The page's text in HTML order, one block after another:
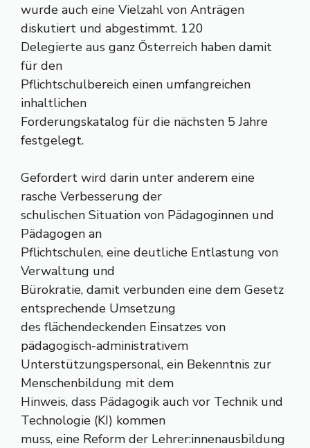
wurde auch eine Vielzahl von Anträgen
diskutiert und abgestimmt. 120
Delegierte aus ganz Österreich haben damit
für den
Pflichtschulbereich einen umfangreichen
inhaltlichen
Forderungskatalog für die nächsten 5 Jahre
festgelegt.
Gefordert wird darin unter anderem eine
rasche Verbesserung der
schulischen Situation von Pädagoginnen und
Pädagogen an
Pflichtschulen, eine deutliche Entlastung von
Verwaltung und
Bürokratie, damit verbunden eine dem Gesetz
entsprechende Umsetzung
des flächendeckenden Einsatzes von
pädagogisch-administrativem
Unterstützungspersonal, ein Bekenntnis zur
Menschenbildung mit dem
Hinweis, dass Pädagogik auch vor Technik und
Technologie (KI) kommen
muss, eine Reform der Lehrer:innenausbildung